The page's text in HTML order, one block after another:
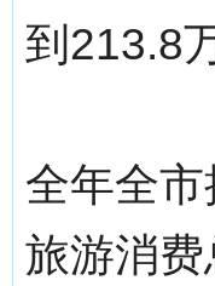
到213.8
全年全
旅游消